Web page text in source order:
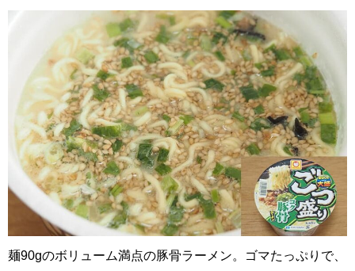
麺90gのボリューム満点の豚骨ラーメン。ゴマたっぷりで、